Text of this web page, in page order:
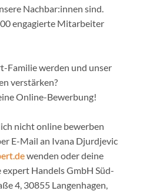
Nachbar:innen sind.
engagierte Mitarbeiter
Familie werden und unser
verstärken?
Online-Bewerbung!
nicht online bewerben
E-Mail an Ivana Djurdjevic
wenden oder deine
Handels GmbH Süd-
4, 30855 Langenhagen,